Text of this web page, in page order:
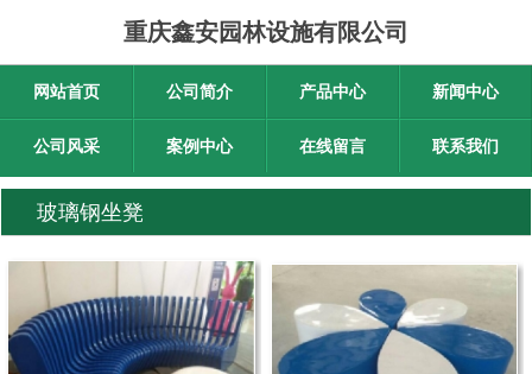
重庆鑫安园林设施有限公司
网站首页 公司简介 产品中心 新闻中心
公司风采 案例中心 在线留言 联系我们
玻璃钢坐凳